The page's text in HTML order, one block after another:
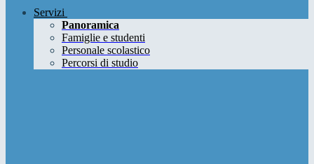
Servizi
Panoramica
Famiglie e studenti
Personale scolastico
Percorsi di studio